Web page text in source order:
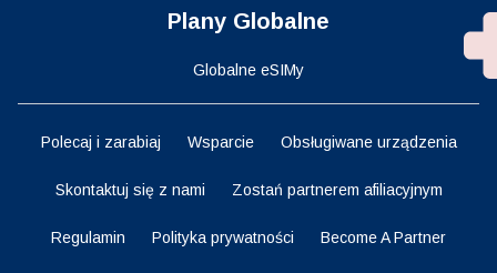
Plany Globalne
Globalne eSIMy
Polecaj i zarabiaj Wsparcie Obsługiwane urządzenia
Skontaktuj się z nami Zostań partnerem afiliacyjnym
Regulamin Polityka prywatności Become A Partner